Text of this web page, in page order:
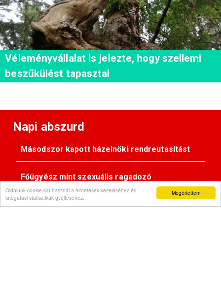
Megértettem
Oldalunk cookie-kat használ a hirdetések kezeléséhez és
látogatási statisztikák gyűjtéséhez.
Véleményvállalat is jelezte, hogy szellemi
beszűkülést tapasztal
Napi abszurd
Másodszor kapott házelnöki rendreutasítást
Főügyész mint szexuális ragadozó
Pimasz önkényúr